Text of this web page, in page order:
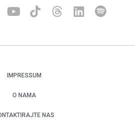
IMPRESSUM
O NAMA
NAS